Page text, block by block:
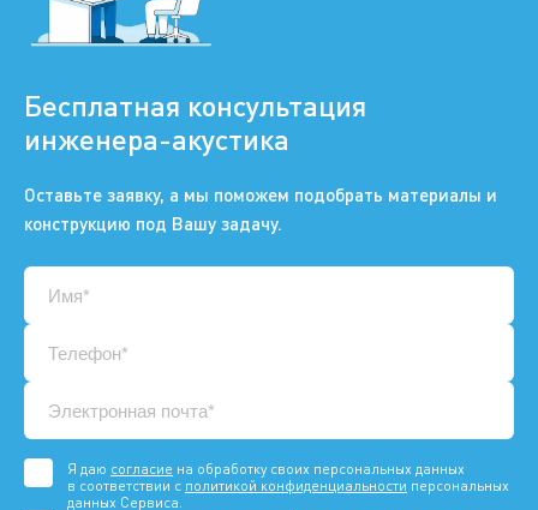
Бесплатная консультация
инженера-акустика
Оставьте заявку, а мы поможем подобрать материалы и
конструкцию под Вашу задачу.
Я даю согласие на обработку своих персональных данных
в соответствии с политикой конфиденциальности персональных
данных Сервиса.